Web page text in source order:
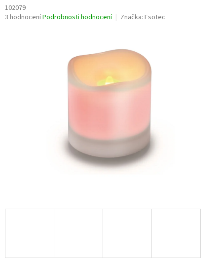
102079
Průměrné
3 hodnoceníPodrobnosti hodnocení Značka: Esotec